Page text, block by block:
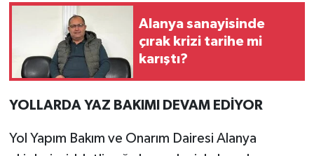
Alanya sanayisinde
çırak krizi tarihe mi
karıştı?
YOLLARDA YAZ BAKIMI DEVAM EDİYOR
Yol Yapım Bakım ve Onarım Dairesi Alanya